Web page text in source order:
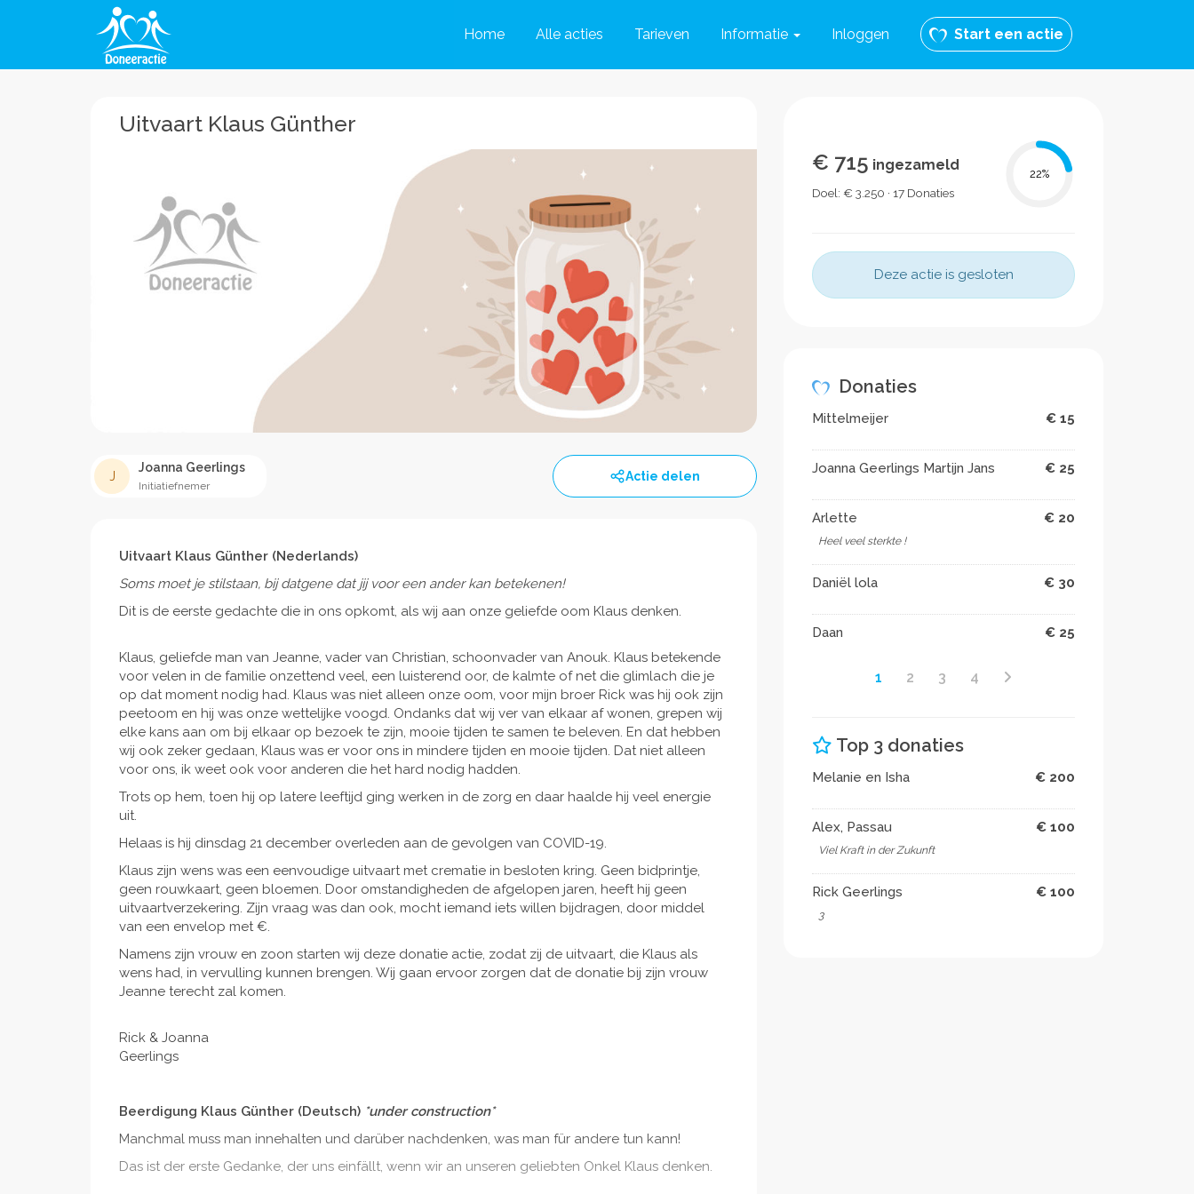
Home Alle acties Tarieven Informatie Inloggen Start een actie
Uitvaart Klaus Günther
J
Joanna Geerlings
Initiatiefnemer
Actie delen
Uitvaart Klaus Günther (Nederlands)
Soms moet je stilstaan, bij datgene dat jij voor een ander kan betekenen!
Dit is de eerste gedachte die in ons opkomt, als wij aan onze geliefde oom Klaus denken.
Klaus, geliefde man van Jeanne, vader van Christian, schoonvader van Anouk. Klaus betekende
voor velen in de familie onzettend veel, een luisterend oor, de kalmte of net die glimlach die je
op dat moment nodig had. Klaus was niet alleen onze oom, voor mijn broer Rick was hij ook zijn
peetoom en hij was onze wettelijke voogd. Ondanks dat wij ver van elkaar af wonen, grepen wij
elke kans aan om bij elkaar op bezoek te zijn, mooie tijden te samen te beleven. En dat hebben
wij ook zeker gedaan, Klaus was er voor ons in mindere tijden en mooie tijden. Dat niet alleen
voor ons, ik weet ook voor anderen die het hard nodig hadden.
Trots op hem, toen hij op latere leeftijd ging werken in de zorg en daar haalde hij veel energie
uit.
Helaas is hij dinsdag 21 december overleden aan de gevolgen van COVID-19.
Klaus zijn wens was een eenvoudige uitvaart met crematie in besloten kring. Geen bidprintje,
geen rouwkaart, geen bloemen. Door omstandigheden de afgelopen jaren, heeft hij geen
uitvaartverzekering. Zijn vraag was dan ook, mocht iemand iets willen bijdragen, door middel
van een envelop met €.
Namens zijn vrouw en zoon starten wij deze donatie actie, zodat zij de uitvaart, die Klaus als
wens had, in vervulling kunnen brengen. Wij gaan ervoor zorgen dat de donatie bij zijn vrouw
Jeanne terecht zal komen.
Rick & Joanna
Geerlings
Beerdigung Klaus Günther (Deutsch) *under construction*
Manchmal muss man innehalten und darüber nachdenken, was man für andere tun kann!
Das ist der erste Gedanke, der uns einfällt, wenn wir an unseren geliebten Onkel Klaus denken.
€ 715 ingezameld
Doel: € 3.250 · 17 Donaties
22%
Deze actie is gesloten
Donaties
Mittelmeijer € 15
Joanna Geerlings Martijn Jans € 25
Arlette € 20
Heel veel sterkte !
Daniël lola € 30
Daan € 25
1 2 3 4
Top 3 donaties
Melanie en Isha € 200
Alex, Passau € 100
Viel Kraft in der Zukunft
Rick Geerlings € 100
3